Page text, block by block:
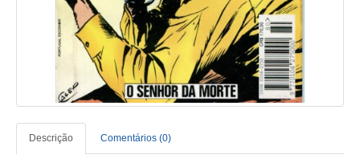
Descrição Comentários (0)